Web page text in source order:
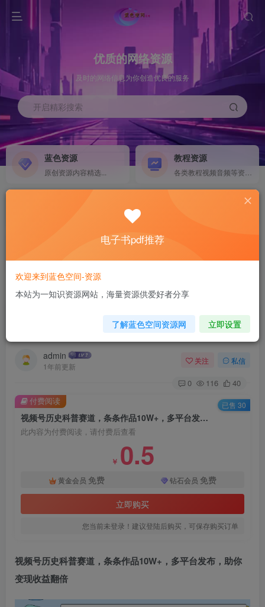
优质的网络资源
及时的网络信息为你创造优良的服务
开启精彩搜索
蓝色资源
原创资源内容精选...
教程资源
计算机 移动设备 软件下载....
电子书籍下载...
首页 自媒体类 正文
视频号历史科普赛道，条条作品10W+，多平台发
布，助你变现收益翻倍
admin
1年前更新
关注 私信
0 116 40
视频号历史科普赛道，条条作品10W+，多平台发布，助你变现收益翻倍
此内容为付费阅读，请付费后查看
￥ 0.5
黄金会员 免费 钻石会员 免费
立即购买
您当前未登录！建议登陆后购买，可保存购买订单
付费阅读 已售 30
视频号历史科普赛道 ，条条作品10W+，多平台发布，助你
变现收益翻倍
电子书pdf推荐
欢迎来到蓝色空间-资源
本站为一知识资源网站，海量资源供爱好者分享
了解蓝色空间资源网 立即设置